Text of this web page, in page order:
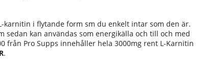
karnitin i flytande form sm du enkelt intar som den är.
kan användas som energikälla och till och med
från Pro Supps innehåller hela 3000mg rent L-Karnitin
.